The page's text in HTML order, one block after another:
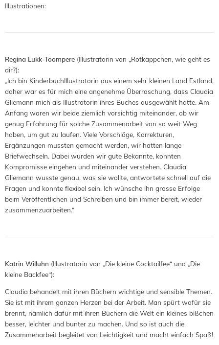
Illustrationen:
Regina Lukk-Toompere (Illustratorin von „Rotkäppchen, wie geht es
dir?):
„Ich bin KinderbuchIllustratorin aus einem sehr kleinen Land Estland,
daher war es für mich eine angenehme Überraschung, dass Claudia
Gliemann mich als Illustratorin ihres Buches ausgewählt hatte. Am
Anfang waren wir beide ziemlich vorsichtig miteinander, ob wir
genug Erfahrung für solche Zusammenarbeit von so weit Weg
haben, um gut zu laufen. Viele Vorschläge, Korrekturen,
Ergänzungen mussten gemacht werden, wir hatten lange
Briefwechseln. Dabei wurden wir gute Bekannte, konnten
Kompromisse eingehen und miteinander verstehen. Claudia
Gliemann wusste genau, was sie wollte, antwortete schnell auf die
Fragen und konnte flexibel sein. Ich wünsche ihn grosse Erfolge
beim Veröffentlichen und Schreiben und bin immer bereit, wieder
zusammenzuarbeiten.“
Katrin Willuhn (Illustratorin von „Die kleine Cocktailfee“ und „Die
kleine Backfee“):
Claudia behandelt mit ihren Büchern wichtige und sensible Themen.
Sie ist mit ihrem ganzen Herzen bei der Arbeit. Man spürt wofür sie
brennt, nämlich dafür mit ihren Büchern die Welt ein kleines bißchen
besser, leichter und bunter zu machen. Und so ist auch die
Zusammenarbeit begleitet von Leichtigkeit und macht einfach Spaß!